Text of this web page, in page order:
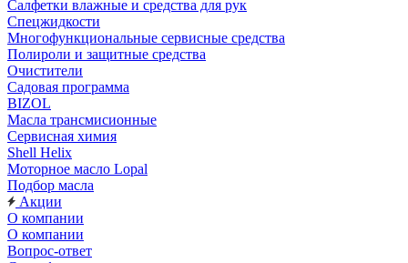
Салфетки влажные и средства для рук
Спецжидкости
Многофункциональные сервисные средства
Полироли и защитные средства
Очистители
Садовая программа
BIZOL
Масла трансмисионные
Сервисная химия
Shell Helix
Моторное масло Lopal
Подбор масла
Акции
О компании
О компании
Вопрос-ответ